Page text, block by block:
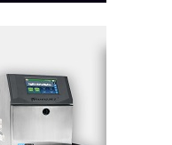
za
i logističke
preciznosti u